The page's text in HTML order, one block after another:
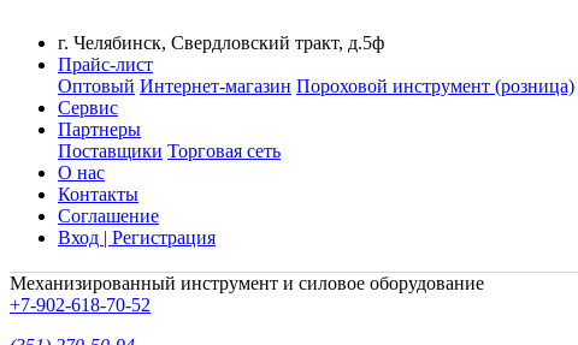
г. Челябинск, Свердловский тракт, д.5ф
Прайс-лист
Оптовый Интернет-магазин Пороховой инструмент (розница)
Сервис
Партнеры
Поставщики Торговая сеть
О нас
Контакты
Соглашение
Вход | Регистрация
Механизированный инструмент и силовое оборудование
+7-902-618-70-52